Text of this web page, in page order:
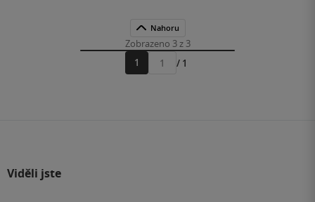
Nahoru
Zobrazeno 3 z 3
1
Přejít
/ 1
Viděli jste